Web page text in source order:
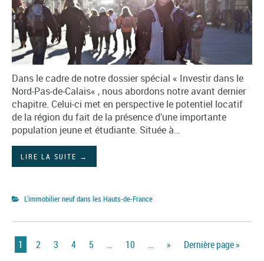
Dans le cadre de notre dossier spécial « Investir dans le
Nord-Pas-de-Calais« , nous abordons notre avant dernier
chapitre. Celui-ci met en perspective le potentiel locatif
de la région du fait de la présence d’une importante
population jeune et étudiante. Située à…
LIRE LA SUITE →
L'immobilier neuf dans les Hauts-de-France
1 2 3 4 5 … 10 … » Dernière page »